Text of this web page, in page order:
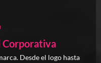
Corporativa
Desde el logo hasta